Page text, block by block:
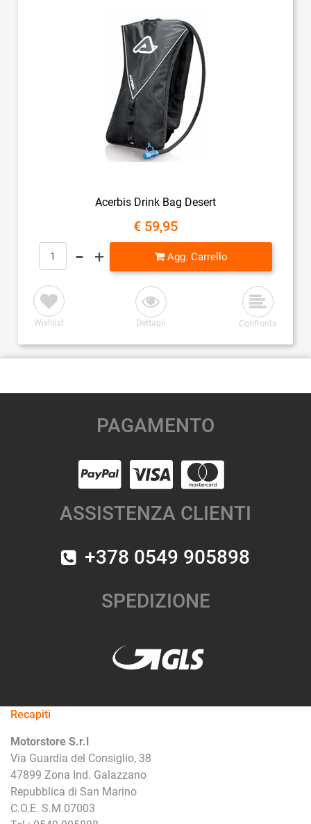
Acerbis Drink Bag Desert
€ 59,95
Quantità
Agg. Carrello
Wishlist Dettagli Confronta
PAGAMENTO
ASSISTENZA CLIENTI
+378 0549 905898
SPEDIZIONE
Recapiti
Motorstore S.r.l
Via Guardia del Consiglio, 38
47899 Zona Ind. Galazzano
Repubblica di San Marino
C.O.E. S.M.07003